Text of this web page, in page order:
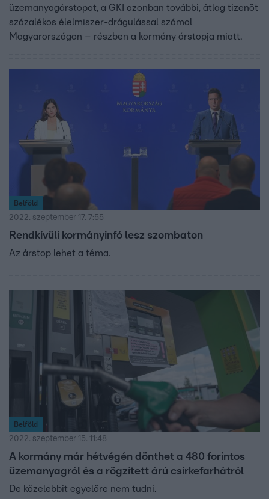
üzemanyagárstopot, a GKI azonban további, átlag tizenöt
százalékos élelmiszer-drágulással számol
Magyarországon – részben a kormány árstopja miatt.
Belföld
2022. szeptember 17. 7:55
Rendkívüli kormányinfó lesz szombaton
Az árstop lehet a téma.
Belföld
2022. szeptember 15. 11:48
A kormány már hétvégén dönthet a 480 forintos
üzemanyagról és a rögzített árú csirkefarhátról
De közelebbit egyelőre nem tudni.